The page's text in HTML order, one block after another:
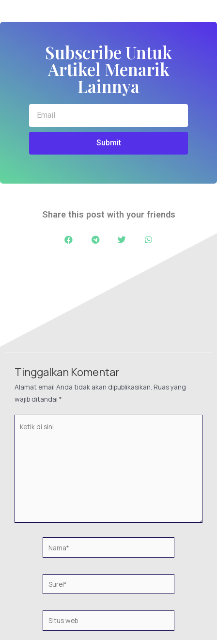
Subscribe Untuk
Artikel Menarik
Lainnya
Submit
Share this post with your friends
Tinggalkan Komentar
Alamat email Anda tidak akan dipublikasikan. Ruas yang
wajib ditandai *